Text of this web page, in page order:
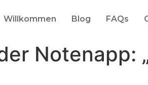
Willkommen Blog FAQs
Notenapp: